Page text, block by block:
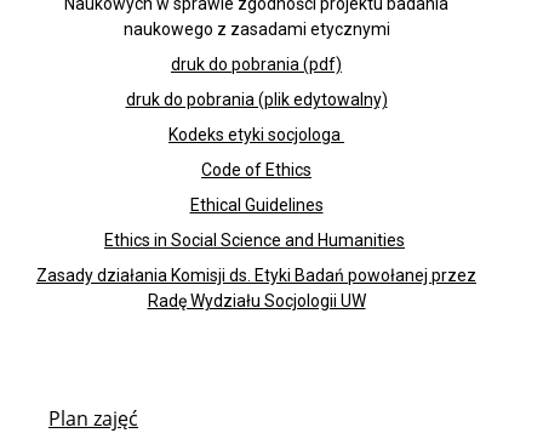
Jakość kształcenia
Programy studiów
Mobilność – Erasmus
naukowego z zasadami etycznymi
druk do pobrania (pdf)
druk do pobrania (plik edytowalny)
Kodeks etyki socjologa
Code of Ethics
Ethical Guidelines
Ethics in Social Science and Humanities
Zasady działania Komisji ds. Etyki Badań powołanej przez
Radę Wydziału Socjologii UW
Plan zajęć